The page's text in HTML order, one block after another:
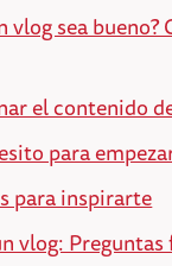
vlog sea
el contenido
para
para inspirarte
vlog: